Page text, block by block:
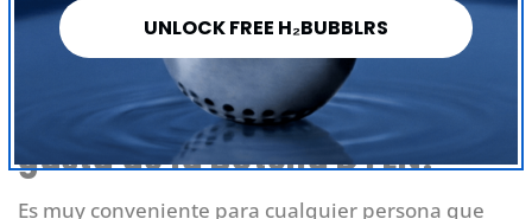
mucho más fácil beber más agua y mantenerme
DYLN: ¿Qué es lo que más te
gusta de la Botella DYLN?
Es muy conveniente para cualquier persona que
UNLOCK FREE H₂BUBBLRS